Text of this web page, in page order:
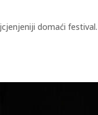
domaći